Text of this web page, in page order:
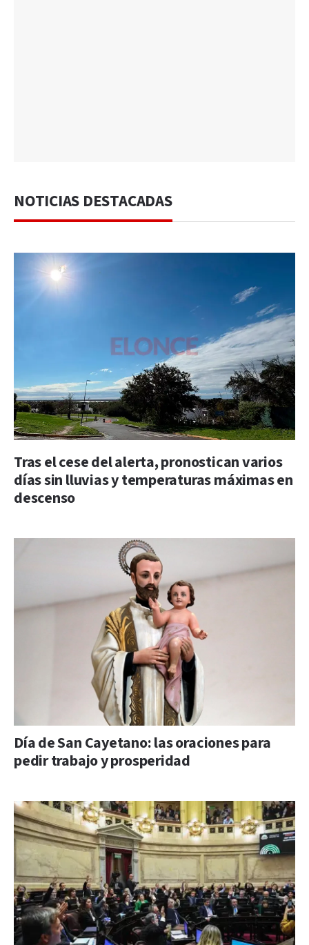
NOTICIAS DESTACADAS
Tras el cese del alerta, pronostican varios
días sin lluvias y temperaturas máximas en
descenso
Día de San Cayetano: las oraciones para
pedir trabajo y prosperidad